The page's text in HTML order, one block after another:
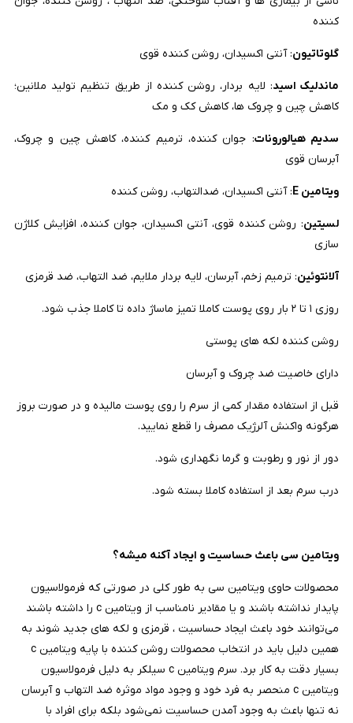
کننده
گلوتاتیون: آنتی اکسیدان، روشن کننده قوی
ماندلیک اسید: لایه بردار، روشن کننده از طریق تنظیم تولید ملانین؛
کاهش چین و چروک ها، کاهش کک و مک
سدیم هیالورونات: جوان کننده، ترمیم کننده، کاهش چین و چروک،
آبرسان قوی
ویتامین E : آنتی اکسیدان، ضدالتهاب، روشن کننده
لسیتین: روشن کننده قوی، آنتی اکسیدان، جوان کننده، افزایش کلاژن
سازی
آلانتوئین: ترمیم زخم، آبرسان، لایه بردار ملایم، ضد التهاب، ضد قرمزی
روزی ۱ تا ۲ بار روی پوست کاملا تمیز ماساژ داده تا کاملا جذب شود.
روشن کننده لکه های پوستی
دارای خاصيت ضد چروک و آبرسان
قبل از استفاده مقدار کمی از سرم را روی پوست مالیده و در صورت بروز
هرگونه واکنش آلرژیک مصرف را قطع نمایید.
دور از نور و رطوبت و گرما نگهداری شود.
درب سرم بعد از استفاده کاملا بسته شود.
ویتامین سی باعث حساسیت و ایجاد آکنه میشه؟
محصولات حاوی ویتامین سی به طور کلی در صورتی که فرمولاسیون
پایدار نداشته باشند و یا مقادیر نامناسب از ویتامین c را داشته باشند
می‌توانند خود باعث ایجاد حساسیت ، قرمزی و لکه های جدید شوند به
همین دلیل باید در انتخاب محصولات روشن کننده با پایه ویتامین c
بسیار دقت به کار برد. سرم ویتامین c سیلکر به دلیل فرمولاسیون
ویتامین c منحصر به فرد خود و وجود مواد موثره ضد التهاب و آبرسان
نه تنها باعث به وجود آمدن حساسیت نمی‌شود بلکه برای افراد با